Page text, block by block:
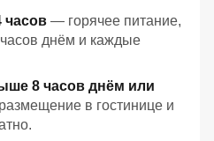
часов — горячее питание,
днём и каждые
8 часов днём или
в гостинице и